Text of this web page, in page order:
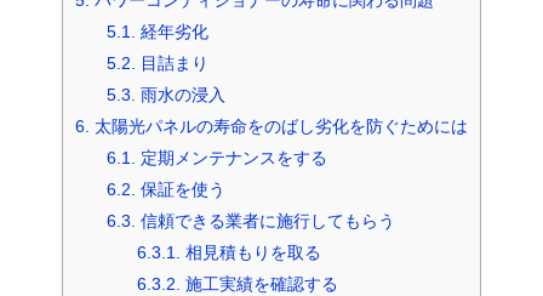
5.1. 経年劣化
5.2. 目詰まり
5.3. 雨水の浸入
6. 太陽光パネルの寿命をのばし劣化を防ぐためには
6.1. 定期メンテナンスをする
6.2. 保証を使う
6.3. 信頼できる業者に施行してもらう
6.3.1. 相見積もりを取る
6.3.2. 施工実績を確認する